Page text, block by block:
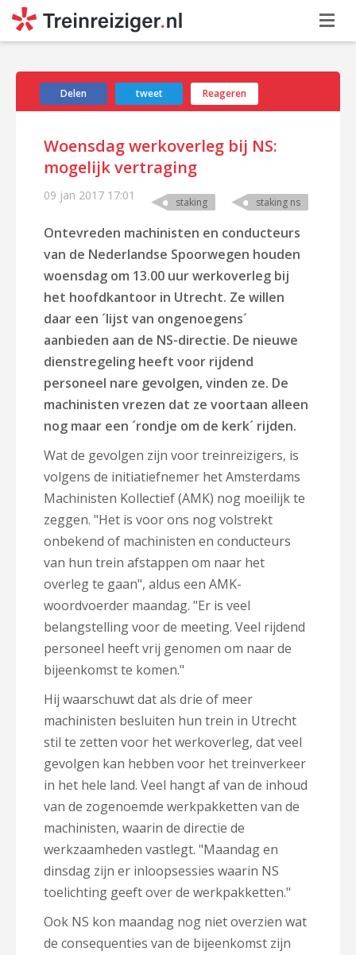
Delen tweet Reageren
Woensdag werkoverleg bij NS:
mogelijk vertraging
09 jan 2017 17:01 staking staking ns
Ontevreden machinisten en conducteurs
van de Nederlandse Spoorwegen houden
woensdag om 13.00 uur werkoverleg bij
het hoofdkantoor in Utrecht. Ze willen
daar een ´lijst van ongenoegens´
aanbieden aan de NS-directie. De nieuwe
dienstregeling heeft voor rijdend
personeel nare gevolgen, vinden ze. De
machinisten vrezen dat ze voortaan alleen
nog maar een ´rondje om de kerk´ rijden.
Wat de gevolgen zijn voor treinreizigers, is
volgens de initiatiefnemer het Amsterdams
Machinisten Kollectief (AMK) nog moeilijk te
zeggen. "Het is voor ons nog volstrekt
onbekend of machinisten en conducteurs
van hun trein afstappen om naar het
overleg te gaan", aldus een AMK-
woordvoerder maandag. "Er is veel
belangstelling voor de meeting. Veel rijdend
personeel heeft vrij genomen om naar de
bijeenkomst te komen."
Hij waarschuwt dat als drie of meer
machinisten besluiten hun trein in Utrecht
stil te zetten voor het werkoverleg, dat veel
gevolgen kan hebben voor het treinverkeer
in het hele land. Veel hangt af van de inhoud
van de zogenoemde werkpakketten van de
machinisten, waarin de directie de
werkzaamheden vastlegt. "Maandag en
dinsdag zijn er inloopsessies waarin NS
toelichting geeft over de werkpakketten."
Ook NS kon maandag nog niet overzien wat
de consequenties van de bijeenkomst zijn